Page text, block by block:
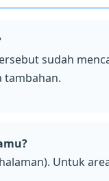
sudah
tambahan.
Untuk